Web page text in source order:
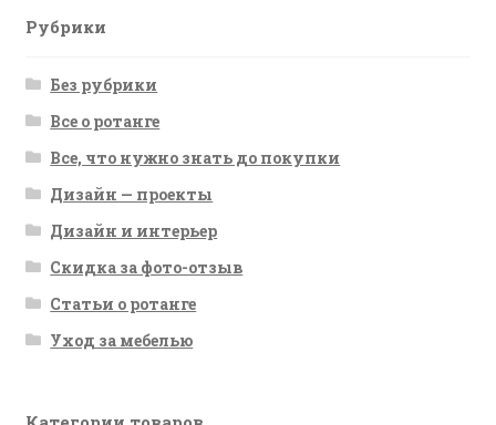
Рубрики
Без рубрики
Все о ротанге
Все, что нужно знать до покупки
Дизайн — проекты
Дизайн и интерьер
Скидка за фото-отзыв
Статьи о ротанге
Уход за мебелью